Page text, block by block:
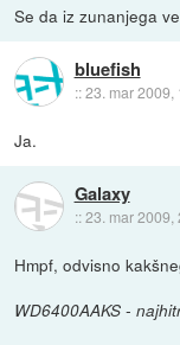
Se da iz zunanjega
bluefish
::23. mar 2009,
Ja.
Galaxy
::23. mar 2009,
Hmpf, odvisno
WD6400AAKS -